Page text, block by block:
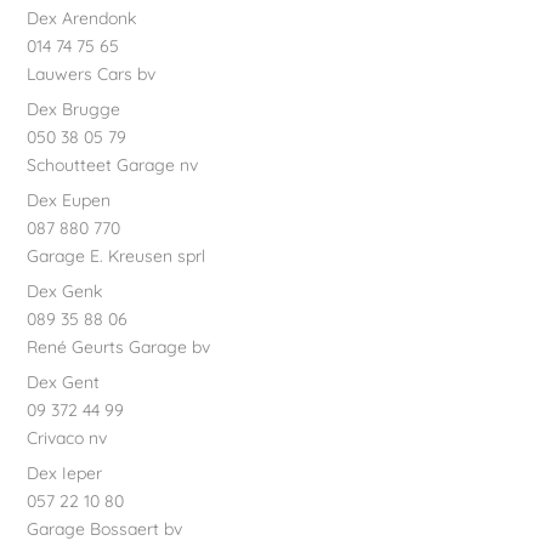
Dex Arendonk
014 74 75 65
Lauwers Cars bv
Dex Brugge
050 38 05 79
Schoutteet Garage nv
Dex Eupen
087 880 770
Garage E. Kreusen sprl
Dex Genk
089 35 88 06
René Geurts Garage bv
Dex Gent
09 372 44 99
Crivaco nv
Dex Ieper
057 22 10 80
Garage Bossaert bv